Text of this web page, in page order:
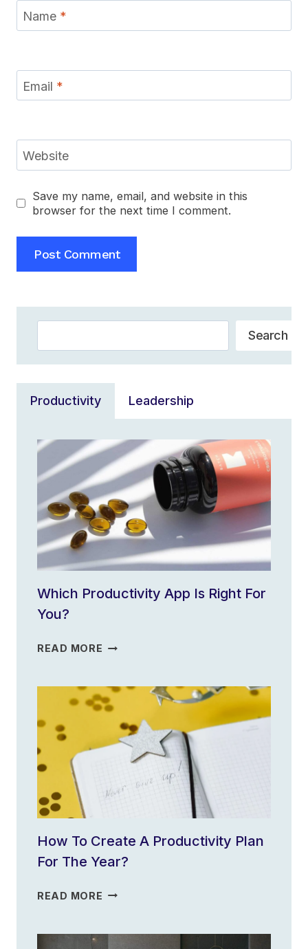
Name *
Email *
Website
Save my name, email, and website in this
browser for the next time I comment.
Search
Productivity Leadership
Which Productivity App Is Right For
You?
READ MORE WHICH
IS
RIGHT
FOR
YOU?
How To Create A Productivity Plan
For The Year?
READ MORE HOW